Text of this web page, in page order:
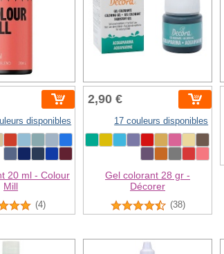
disponibles
20 ml - Colour
Mill
(4)
2,90 €
17 couleurs disponibles
Gel colorant 28 gr -
Décorer
(38)